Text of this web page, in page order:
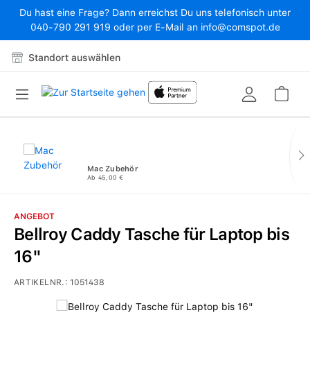
Zum Hauptinhalt springen
Du hast eine Frage? Dann erreichst Du uns telefonisch unter
040-790 291 919 oder per E-Mail an info@comspot.de
Standort auswählen
Mac Zubehör
Ab 45,00 €
Bildergalerie überspringen
ANGEBOT
Bellroy Caddy Tasche für Laptop bis
16"
ARTIKELNR.:1051438